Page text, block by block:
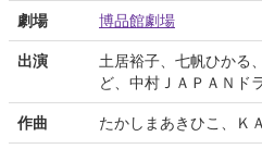
劇場 博品館劇場
出演
土居裕子、七帆ひかる
ど、中村ＪＡＰＡＮド
作曲 たかしまあきひこ、Ｋ